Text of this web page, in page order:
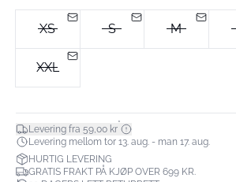
XS S M
XXL
Levering fra 59,00 kr*
Levering mellom tor 13. aug. - man 17. aug.
HURTIG LEVERING
GRATIS FRAKT PÅ KJØP OVER 699 KR.